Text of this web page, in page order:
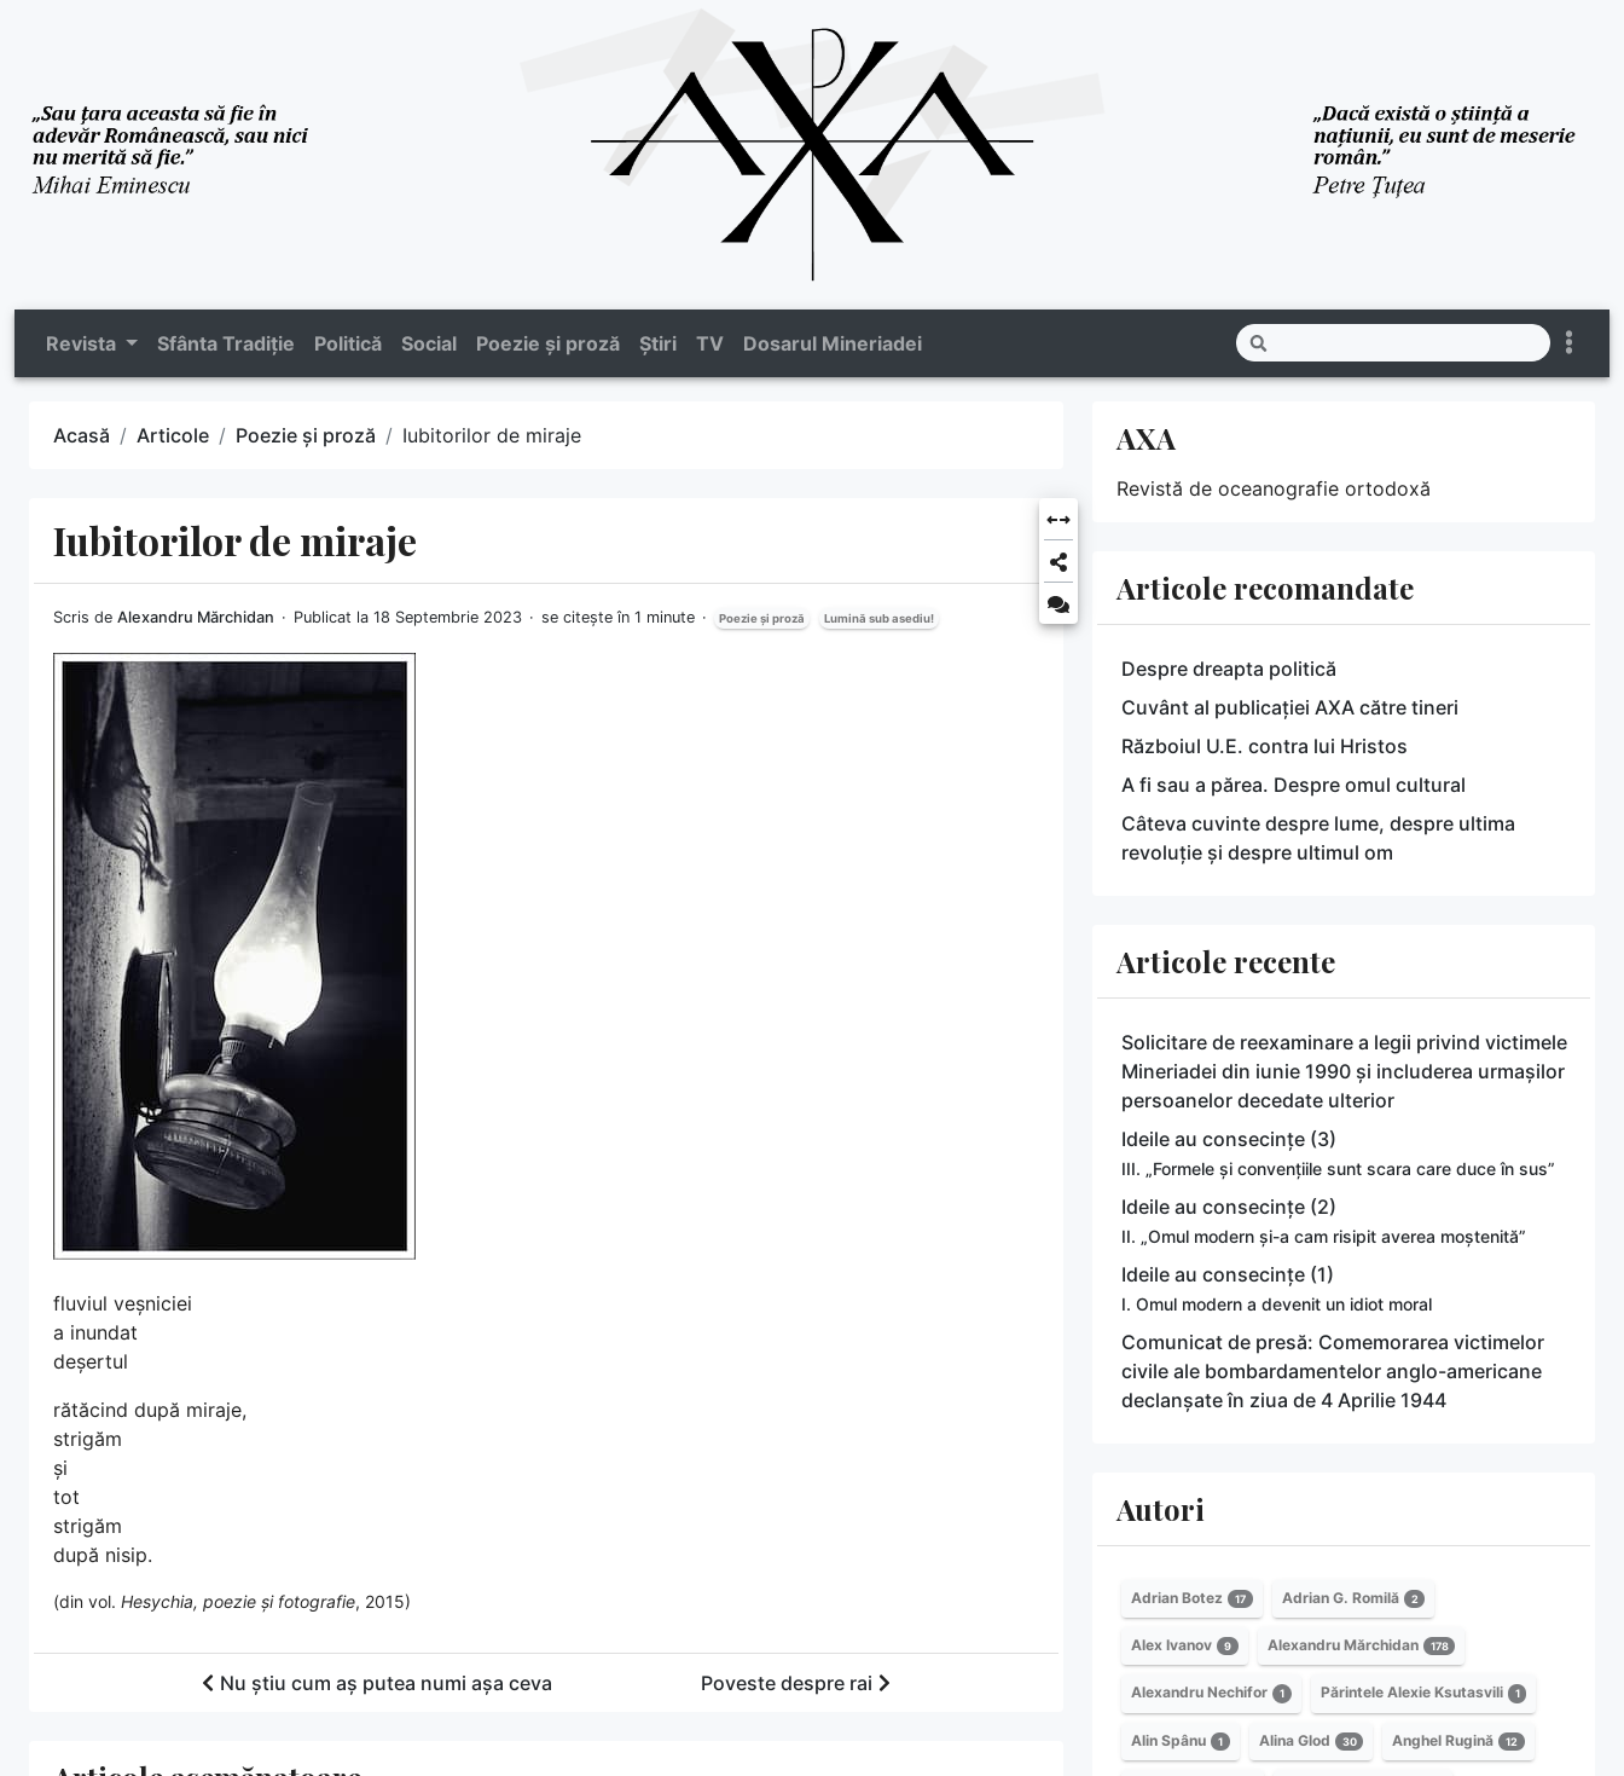
Revista Sfânta Tradiție Politică Social Poezie și proză Știri TV Dosarul Mineriadei
Acasă Articole Poezie și proză Iubitorilor de miraje
Iubitorilor de miraje
Scris de Alexandru Mărchidan Publicat la 18 Septembrie 2023 se citește în 1 minute Poezie și proză Lumină sub asediu!
fluviul veșniciei
a inundat
deșertul
rătăcind după miraje,
strigăm
și
tot
strigăm
după nisip.
(din vol. Hesychia, poezie și fotografie, 2015)
Nu știu cum aș putea numi așa ceva Poveste despre rai
AXA
Revistă de oceanografie ortodoxă
Articole recomandate
Despre dreapta politică
Cuvânt al publicației AXA către tineri
Războiul U.E. contra lui Hristos
A fi sau a părea. Despre omul cultural
Câteva cuvinte despre lume, despre ultima
revoluție și despre ultimul om
Articole recente
Solicitare de reexaminare a legii privind victimele
Mineriadei din iunie 1990 și includerea urmașilor
persoanelor decedate ulterior
Ideile au consecințe (3)
III. „Formele și convențiile sunt scara care duce în sus”
Ideile au consecințe (2)
II. „Omul modern și-a cam risipit averea moștenită”
Ideile au consecințe (1)
I. Omul modern a devenit un idiot moral
Comunicat de presă: Comemorarea victimelor
civile ale bombardamentelor anglo-americane
declanșate în ziua de 4 Aprilie 1944
Autori
Adrian Botez 17 Adrian G. Romilă 2
Alex Ivanov 9 Alexandru Mărchidan 178
Alexandru Nechifor 1 Părintele Alexie Ksutasvili 1
Alin Spânu 1 Alina Glod 30 Anghel Rugină 12